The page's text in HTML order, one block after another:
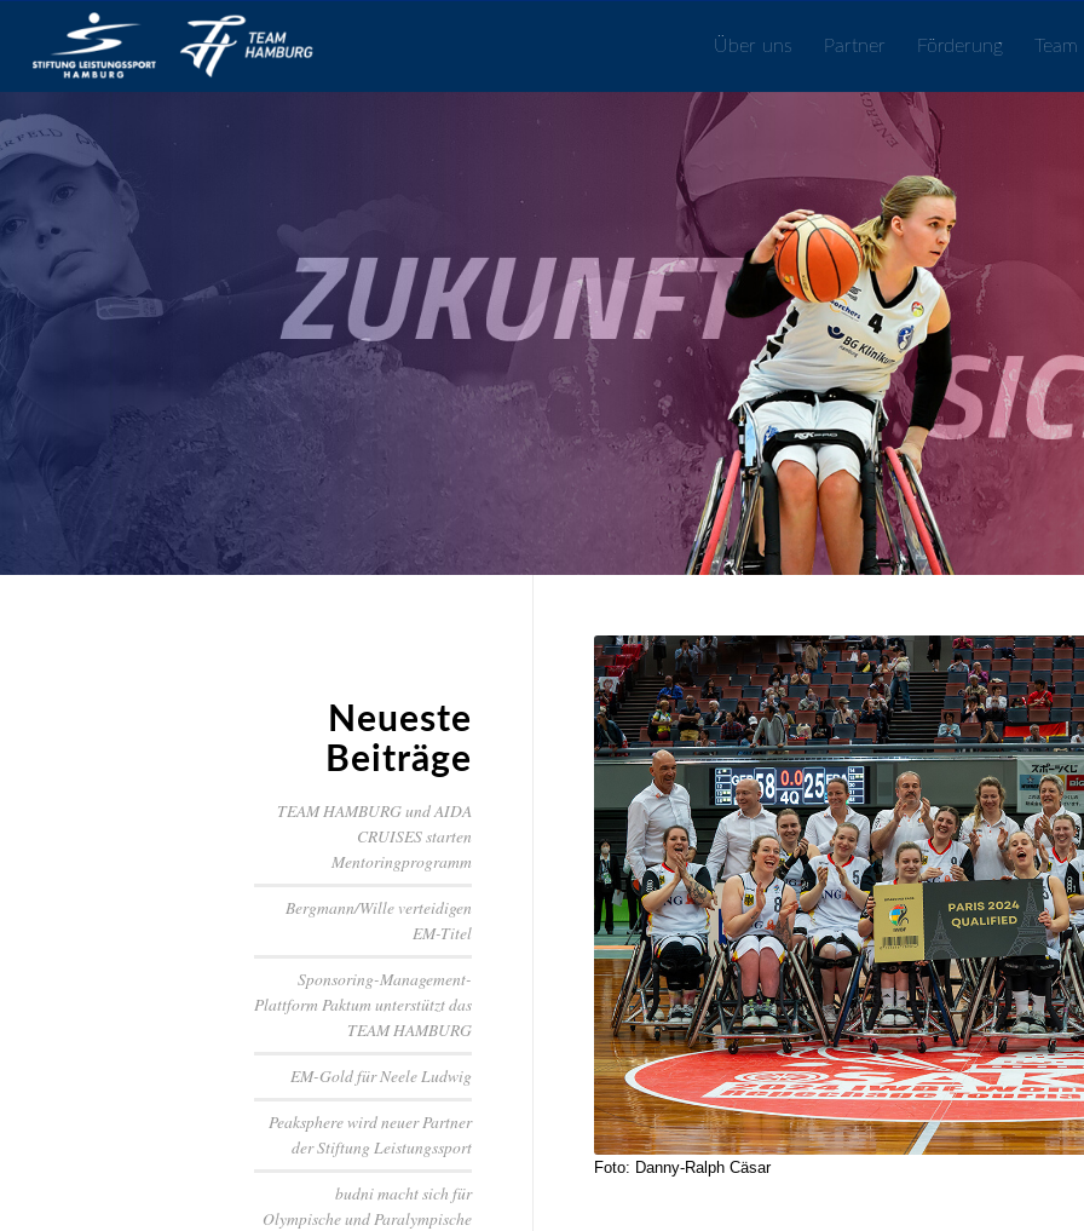
Über uns Partner Förderung
Foto: Danny-Ralph Cäsar
Neueste
Beiträge
TEAM HAMBURG und AIDA
CRUISES starten
Mentoringprogramm
Bergmann/Wille verteidigen
EM-Titel
Sponsoring-Management-
Plattform Paktum unterstützt das
TEAM HAMBURG
EM-Gold für Neele Ludwig
Peaksphere wird neuer Partner
der Stiftung Leistungssport
budni macht sich für
Olympische und Paralympische